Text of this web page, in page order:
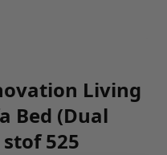
Living
Bed (Dual
525